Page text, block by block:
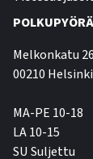
Melkonkatu 26
00210 Helsinki
MA-PE 10-18
LA 10-15
SU Suljettu